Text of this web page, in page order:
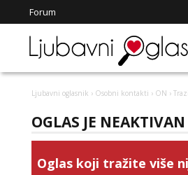
Forum
Ljubavni oglasnik › Osobni kontakti › ON ›
OGLAS JE NEAKTIVAN
Oglas koji tražite više